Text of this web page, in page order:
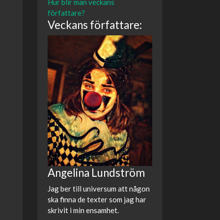
Hur blir man veckans
författare?
Veckans författare:
Angelina Lundström
Jag ber till universum att någon
ska finna de texter som jag har
skrivit i min ensamhet.